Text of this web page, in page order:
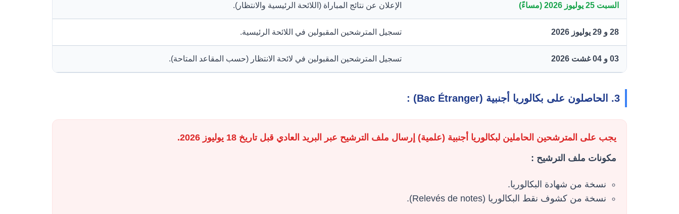
السبت 25 يوليوز 2026 (مساءً) الإعلان عن نتائج المباراة (اللائحة الرئيسية والانتظار).
28 و 29 يوليوز 2026 تسجيل المترشحين المقبولين في اللائحة الرئيسية.
03 و 04 غشت 2026 تسجيل المترشحين المقبولين في لائحة الانتظار (حسب المقاعد المتاحة).
3. الحاصلون على بكالوريا أجنبية (Bac Étranger) :
يجب على المترشحين الحاملين لبكالوريا أجنبية (علمية) إرسال ملف الترشيح عبر البريد العادي قبل تاريخ 18 يوليوز 2026.
مكونات ملف الترشيح :
نسخة من شهادة البكالوريا.
نسخة من كشوف نقط البكالوريا (Relevés de notes).